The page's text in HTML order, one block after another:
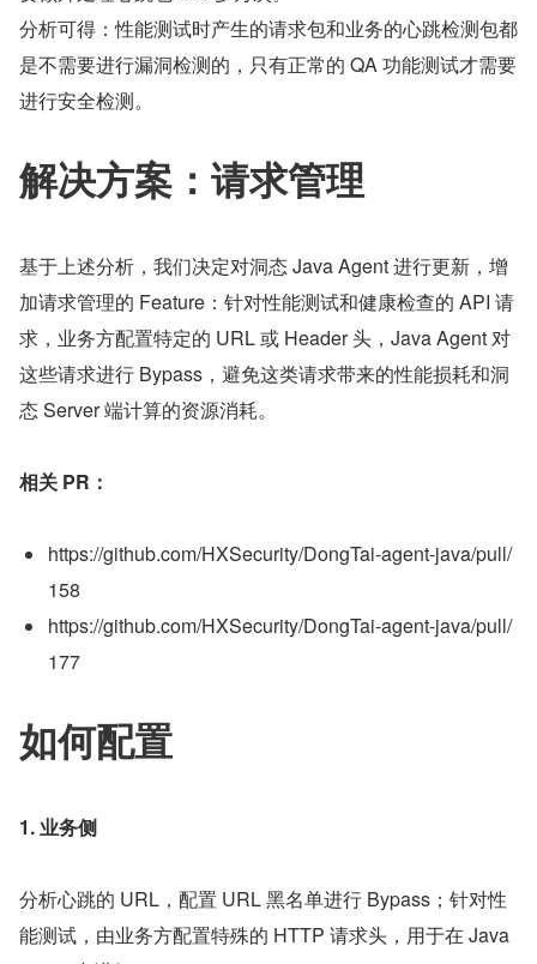
分析可得：性能测试时产生的请求包和业务的心跳检测包都
是不需要进行漏洞检测的，只有正常的 QA 功能测试才需要
进行安全检测。
解决方案：请求管理
基于上述分析，我们决定对洞态 Java Agent 进行更新，增
加请求管理的 Feature：针对性能测试和健康检查的 API 请
求，业务方配置特定的 URL 或 Header 头，Java Agent 对
这些请求进行 Bypass，避免这类请求带来的性能损耗和洞
态 Server 端计算的资源消耗。
相关 PR：
https://github.com/HXSecurity/DongTai-agent-java/pull/
158
https://github.com/HXSecurity/DongTai-agent-java/pull/
177
如何配置
1. 业务侧
分析心跳的 URL，配置 URL 黑名单进行 Bypass；针对性
能测试，由业务方配置特殊的 HTTP 请求头，用于在 Java